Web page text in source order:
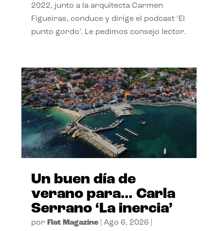
2022, junto a la arquitecta Carmen
Figueiras, conduce y dirige el podcast ‘El
punto gordo’. Le pedimos consejo lector.
Un buen día de
verano para… Carla
Serrano ‘La inercia’
por Flat Magazine| Ago 6, 2026